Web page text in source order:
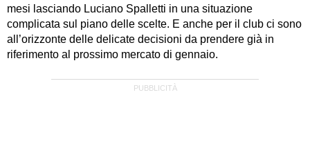
mesi lasciando Luciano Spalletti in una situazione
complicata sul piano delle scelte. E anche per il club ci sono
all’orizzonte delle delicate decisioni da prendere già in
riferimento al prossimo mercato di gennaio.